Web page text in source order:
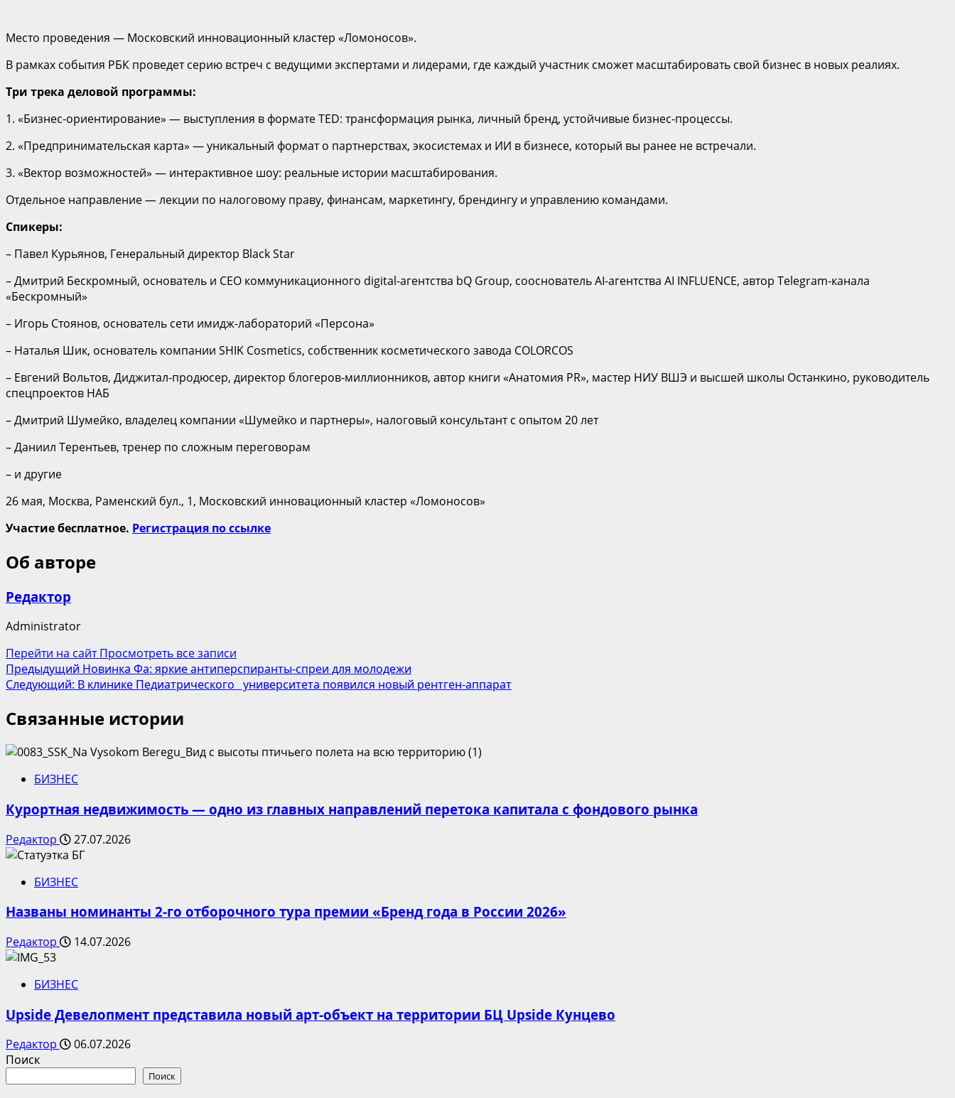
Место проведения — Московский инновационный кластер «Ломоносов».
В рамках события РБК проведет серию встреч с ведущими экспертами и лидерами, где каждый участник сможет масштабировать свой бизнес в новых реалиях.
Три трека деловой программы:
1. «Бизнес-ориентирование» — выступления в формате TED: трансформация рынка, личный бренд, устойчивые бизнес-процессы.
2. «Предпринимательская карта» — уникальный формат о партнерствах, экосистемах и ИИ в бизнесе, который вы ранее не встречали.
3. «Вектор возможностей» — интерактивное шоу: реальные истории масштабирования.
Отдельное направление — лекции по налоговому праву, финансам, маркетингу, брендингу и управлению командами.
Спикеры:
– Павел Курьянов, Генеральный директор Black Star
– Дмитрий Бескромный, основатель и CEO коммуникационного digital-агентства bQ Group, сооснователь AI-агентства AI INFLUENCE, автор Telegram-канала
«Бескромный»
– Игорь Стоянов, основатель сети имидж-лабораторий «Персона»
– Наталья Шик, основатель компании SHIK Cosmetics, собственник косметического завода COLORCOS
– Евгений Вольтов, Диджитал-продюсер, директор блогеров-миллионников, автор книги «Анатомия PR», мастер НИУ ВШЭ и высшей школы Останкино, руководитель
спецпроектов НАБ
– Дмитрий Шумейко, владелец компании «Шумейко и партнеры», налоговый консультант с опытом 20 лет
– Даниил Терентьев, тренер по сложным переговорам
– и другие
26 мая, Москва, Раменский бул., 1, Московский инновационный кластер «Ломоносов»
Участие бесплатное. Регистрация по ссылке
Об авторе
Редактор
Administrator
Перейти на сайтПросмотреть все записи
Навигация
записи
Предыдущий Новинка Фа: яркие антиперспиранты-спреи для молодежи
Следующий: В клинике Педиатрического университета появился новый рентген-аппарат
Связанные истории
БИЗНЕС
Курортная недвижимость — одно из главных направлений перетока капитала с фондового рынка
Редактор 27.07.2026
БИЗНЕС
Названы номинанты 2-го отборочного тура премии «Бренд года в России 2026»
Редактор 14.07.2026
БИЗНЕС
Upside Девелопмент представила новый арт-объект на территории БЦ Upside Кунцево
Редактор
06.07.2026
Поиск
Поиск